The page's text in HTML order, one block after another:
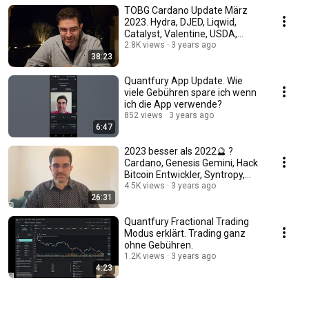
38:23
TOBG Cardano Update März
2023. Hydra, DJED, Liqwid,
Catalyst, Valentine, USDA,
Blockchain Anomalie.
2.8K views 3 years ago
6:47
Quantfury App Update. Wie
viele Gebühren spare ich wenn
ich die App verwende?
852 views 3 years ago
26:31
2023 besser als 2022🔮 ?
Cardano, Genesis Gemini, Hack
Bitcoin Entwickler, Syntropy,
BTC Lightning
4.5K views 3 years ago
4:23
Quantfury Fractional Trading
Modus erklärt. Trading ganz
ohne Gebühren.
1.2K views 3 years ago